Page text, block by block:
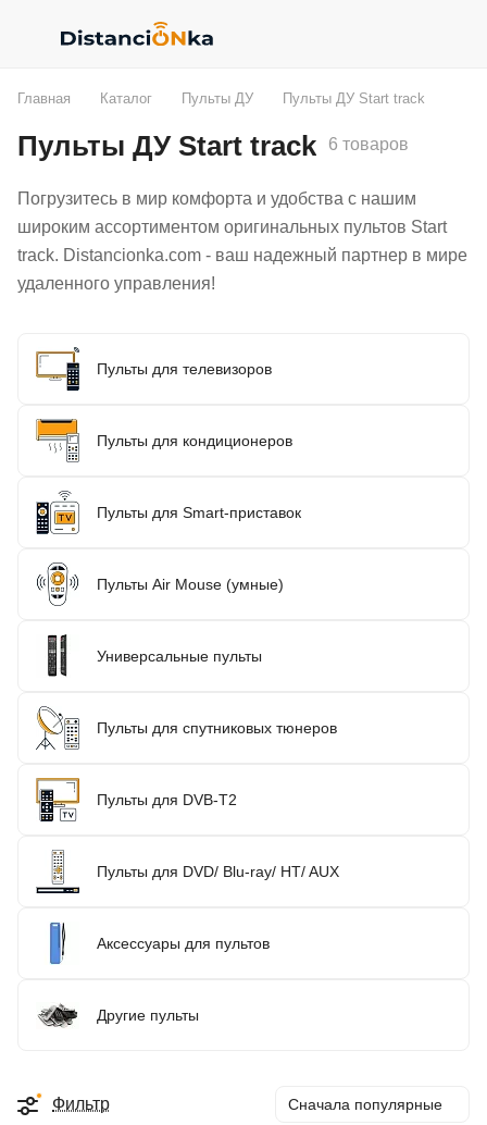
Главная Каталог Пульты ДУ Пульты ДУ Start track
Пульты ДУ Start track 6 товаров
Погрузитесь в мир комфорта и удобства с нашим
широким ассортиментом оригинальных пультов Start
track. Distancionka.com - ваш надежный партнер в мире
удаленного управления!
Пульты для телевизоров
Пульты для кондиционеров
Пульты для Smart-приставок
Пульты Air Mouse (умные)
Универсальные пульты
Пульты для спутниковых тюнеров
Пульты для DVB-T2
Пульты для DVD/ Blu-ray/ HT/ AUX
Аксессуары для пультов
Другие пульты
Фильтр Сначала популярные